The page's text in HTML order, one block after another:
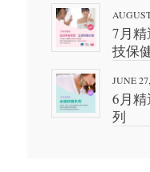
7月
技保
JUNE
6月
列